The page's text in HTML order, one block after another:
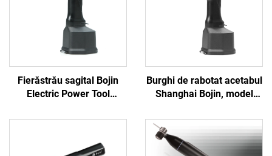
Fierăstrău sagital Bojin
Electric Power Tool
sistemul ortopedic de
traumatisme 5000
Burghi de rabotat acetabul
Shanghai Bojin, model
ortopedică, sistem
articular pentru
traumatisme 5000